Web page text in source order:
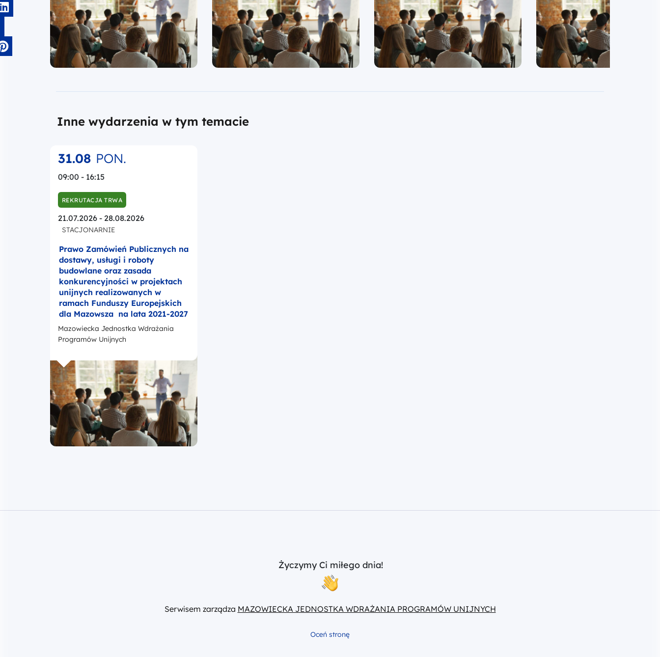
Inne wydarzenia w tym temacie
31.08 PON.
09:00 - 16:15
REKRUTACJA TRWA
21.07.2026 - 28.08.2026
STACJONARNIE
Prawo Zamówień Publicznych na
dostawy, usługi i roboty
budowlane oraz zasada
konkurencyjności w projektach
unijnych realizowanych w
ramach Funduszy Europejskich
dla Mazowsza na lata 2021-2027
Mazowiecka Jednostka Wdrażania
Programów Unijnych
Życzymy Ci miłego dnia!
Serwisem zarządza MAZOWIECKA JEDNOSTKA WDRAŻANIA PROGRAMÓW UNIJNYCH
Oceń stronę